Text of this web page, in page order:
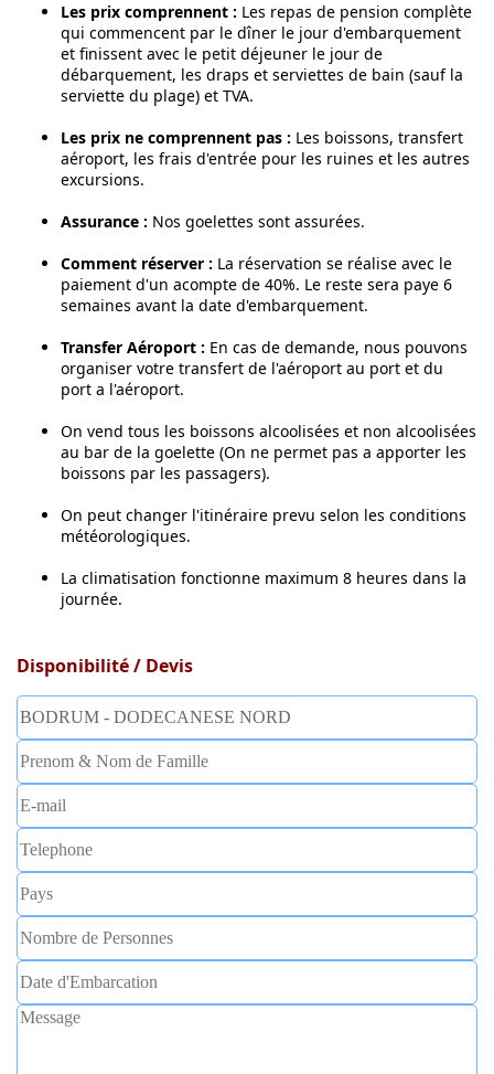
Les prix comprennent : Les repas de pension complète
qui commencent par le dîner le jour d'embarquement
et finissent avec le petit déjeuner le jour de
débarquement, les draps et serviettes de bain (sauf la
serviette du plage) et TVA.
Les prix ne comprennent pas : Les boissons, transfert
aéroport, les frais d'entrée pour les ruines et les autres
excursions.
Assurance : Nos goelettes sont assurées.
Comment réserver : La réservation se réalise avec le
paiement d'un acompte de 40%. Le reste sera paye 6
semaines avant la date d'embarquement.
Transfer Aéroport : En cas de demande, nous pouvons
organiser votre transfert de l'aéroport au port et du
port a l'aéroport.
On vend tous les boissons alcoolisées et non alcoolisées
au bar de la goelette (On ne permet pas a apporter les
boissons par les passagers).
On peut changer l'itinéraire prevu selon les conditions
météorologiques.
La climatisation fonctionne maximum 8 heures dans la
journée.
Disponibilité / Devis